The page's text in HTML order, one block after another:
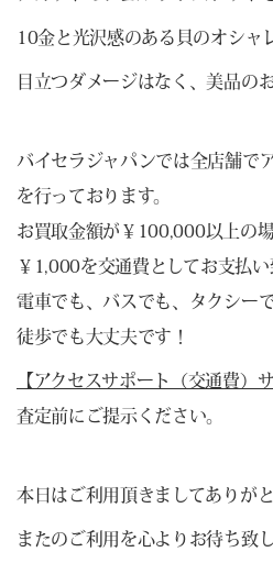
10金と光沢感のある貝のオシャ
目立つダメージはなく、美品の
バイセラジャパンでは全店舗で
を行っております。
お買取金額が￥100,000以上の
￥1,000を交通費としてお支払い
電車でも、バスでも、タクシー
徒歩でも大丈夫です！
【アクセスサポート（交通費）
査定前にご提示ください。
本日はご利用頂きましてありが
またのご利用を心よりお待ち致